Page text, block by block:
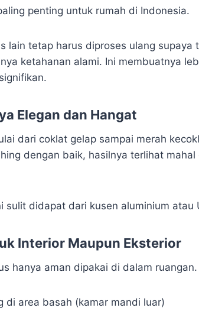
penting untuk rumah di Indonesia.
lain tetap harus diproses ulang
ketahanan alami. Ini membuatnya
Elegan dan Hangat
dari coklat gelap sampai merah
dengan baik, hasilnya terlihat
sulit didapat dari kusen aluminium atau
Interior Maupun Eksterior
hanya aman dipakai di dalam
di area basah (kamar mandi luar)